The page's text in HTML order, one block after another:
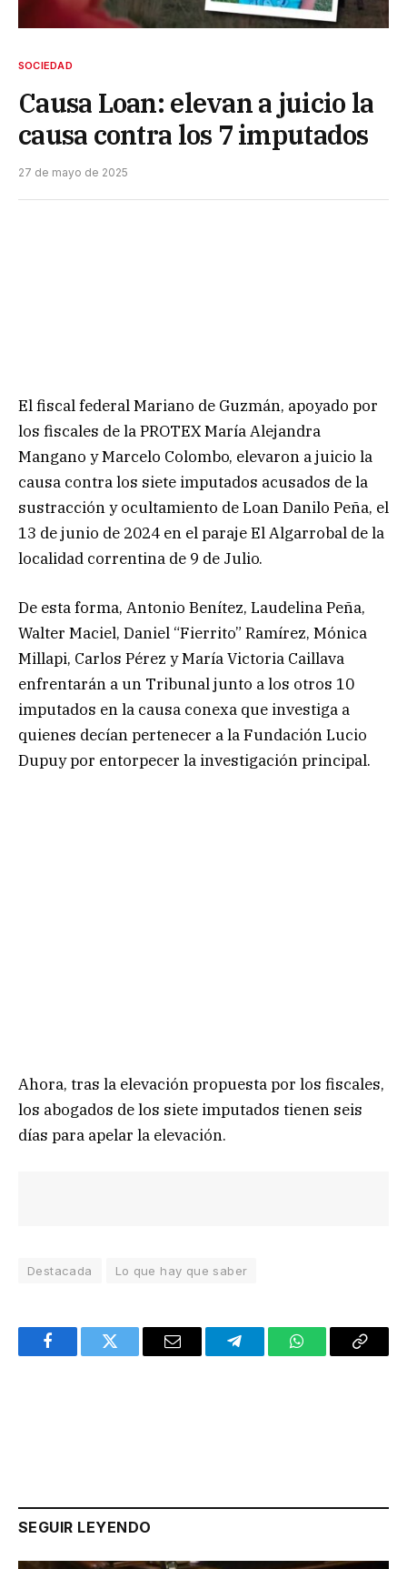
SOCIEDAD
Causa Loan: elevan a juicio la
causa contra los 7 imputados
27 de mayo de 2025
El fiscal federal Mariano de Guzmán, apoyado por
los fiscales de la PROTEX María Alejandra
Mangano y Marcelo Colombo, elevaron a juicio la
causa contra los siete imputados acusados de la
sustracción y ocultamiento de Loan Danilo Peña, el
13 de junio de 2024 en el paraje El Algarrobal de la
localidad correntina de 9 de Julio.
De esta forma, Antonio Benítez, Laudelina Peña,
Walter Maciel, Daniel “Fierrito” Ramírez, Mónica
Millapi, Carlos Pérez y María Victoria Caillava
enfrentarán a un Tribunal junto a los otros 10
imputados en la causa conexa que investiga a
quienes decían pertenecer a la Fundación Lucio
Dupuy por entorpecer la investigación principal.
Ahora, tras la elevación propuesta por los fiscales,
los abogados de los siete imputados tienen seis
días para apelar la elevación.
Destacada Lo que hay que saber
FacebookTwitter Email TelegramWhatsAppCopy
SEGUIR LEYENDO